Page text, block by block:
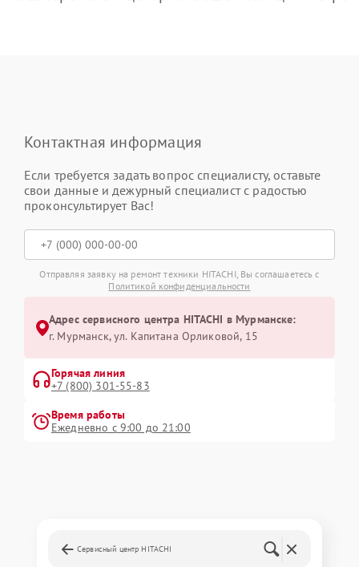
Контактная информация
Если требуется задать вопрос специалисту, оставьте
свои данные и дежурный специалист с радостью
проконсультирует Вас!
Отправляя заявку на ремонт техники HITACHI, Вы соглашаетесь с
Политикой конфиденциальности
Адрес сервисного центра HITACHI в Мурманске:
г. Мурманск, ул. Капитана Орликовой, 15
Горячая линия
+7 (800) 301-55-83
Время работы
Ежедневно с 9:00 до 21:00
Сервисный центр HITACHI